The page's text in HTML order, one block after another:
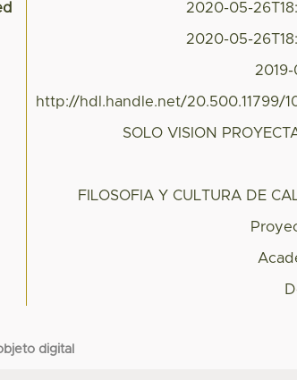
2020-05-
2020-05-
http://hdl.handle.net/20.500.11799/
SOLO VISION
FILOSOFIA Y CULTURA DE
digital